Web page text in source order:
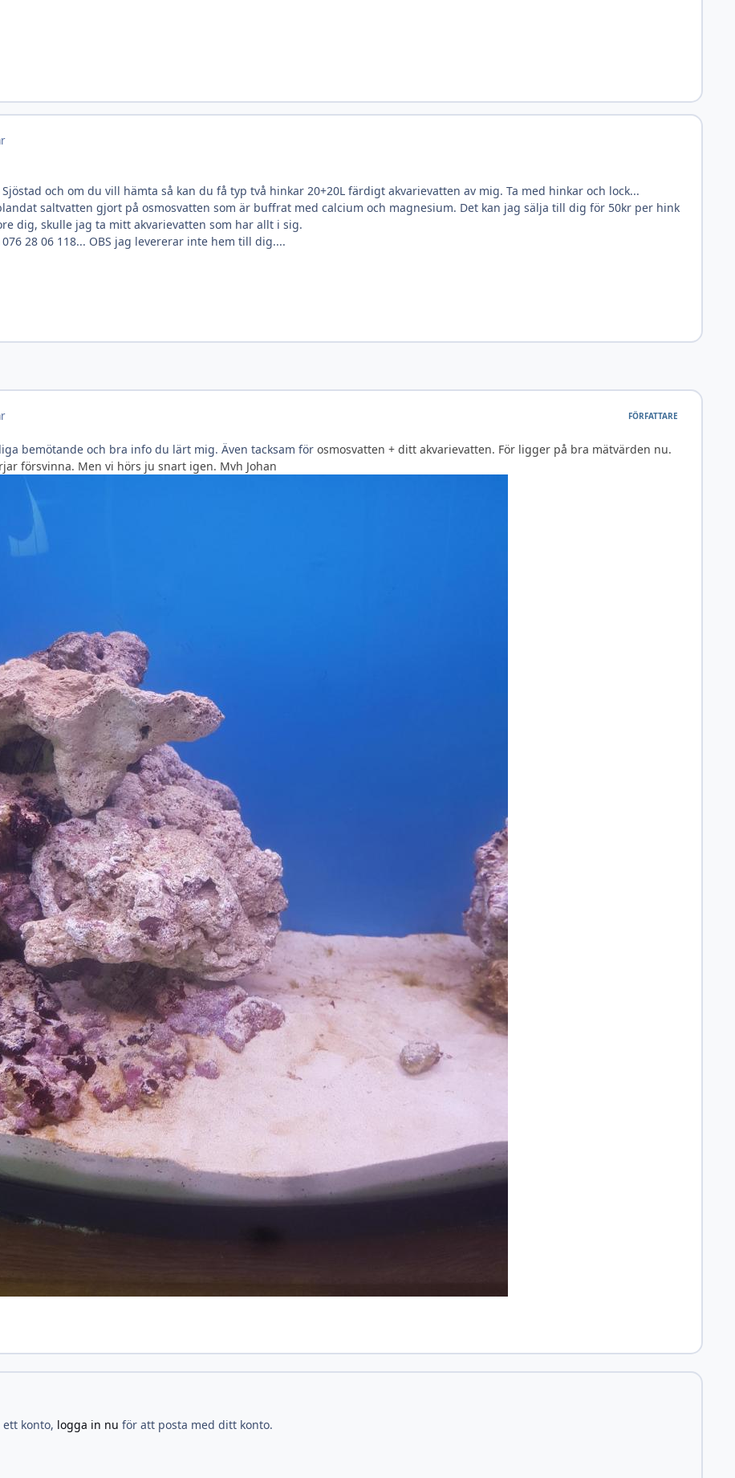
och om du vill hämta så kan du få typ två hinkar 20+20L färdigt akvarievatten av mig. Ta med hinkar och lock...
saltvatten gjort på osmosvatten som är buffrat med calcium och magnesium. Det kan jag sälja till dig för 50kr per hink
dig, skulle jag ta mitt akvarievatten som har allt i sig.
28 06 118... OBS jag levererar inte hem till dig....
FÖRFATTARE
bemötande och bra info du lärt mig. Även tacksam för osmosvatten + ditt akvarievatten. För ligger på bra mätvärden nu.
försvinna. Men vi hörs ju snart igen. Mvh Johan
konto, logga in nu för att posta med ditt konto.